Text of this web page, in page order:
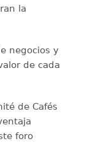
la
negocios y
de cada
de Cafés
foro